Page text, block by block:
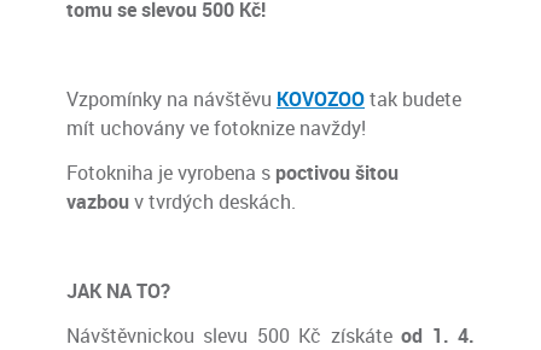
tomu se slevou 500 Kč!
Vzpomínky na návštěvu KOVOZOOtak budete
mít uchovány ve fotoknize navždy!
Fotokniha je vyrobena s poctivou šitou
vazbouv tvrdých deskách.
JAK NA TO?
Návštěvnickou slevu 500 Kč získáteod 1. 4.